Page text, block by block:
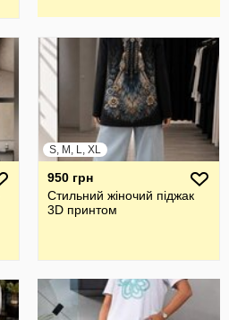
S, M, L, XL
950 грн
Стильний жіночий піджак
3D принтом